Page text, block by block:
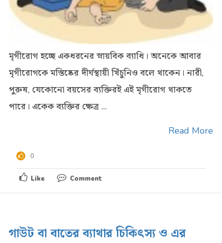
মৃগীরোগ হচ্ছে একধরনের স্নায়বিক ব্যাধি। অনেকে আবার
মৃগীরোগকে মস্তিষ্কের দীর্ঘস্থায়ী খিঁচুনিও বলে থাকেন। নারী,
পুরুষ, যেকোনো বয়সের ব্যক্তিরই এই মৃগীরোগ থাকতে
পারে। একেক ব্যক্তির ক্ষেত্র ...
Read More
0
Like Comment
গাউট বা বাতের ব্যাথার চিকিৎস্য ও এর